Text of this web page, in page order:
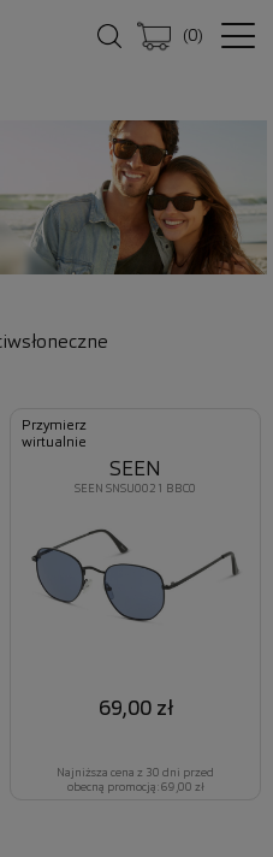
(0)
Przymierz
wirtualnie
SEEN SNSU0021 BBC0
SEEN
69,00 zł
Najniższa cena z 30 dni przed
obecną promocją: 69,00 zł